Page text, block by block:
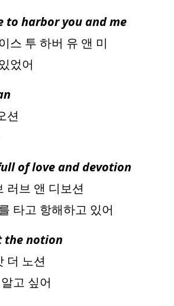
to harbor you and me
스 투 하버 유 앤 미
었어
션
of love and devotion
러브 앤 디보션
타고 항해하고 있어
the notion
더 노션
고 싶어